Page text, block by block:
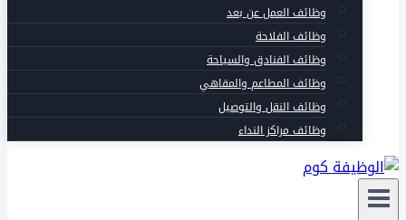
وظائف العمل عن بعد
وظائف الفلاحة
وظائف الفنادق والسياحة
وظائف المطاعم والمقاهي
وظائف النقل والتوصيل
وظائف مراكز النداء